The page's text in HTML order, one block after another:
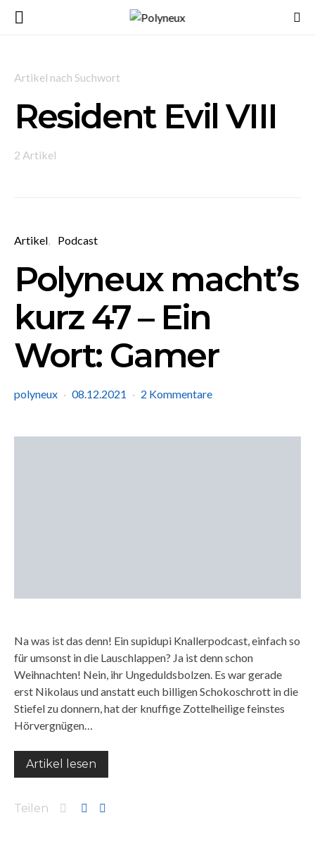
Artikel nach Suchwort
Resident Evil VIII
2 Artikel
Artikel Podcast
Polyneux macht’s
kurz 47 – Ein
Wort: Gamer
polyneux 08.12.2021 2 Kommentare
Na was ist das denn! Ein supidupi Knallerpodcast, einfach so
für umsonst in die Lauschlappen? Ja ist denn schon
Weihnachten! Nein, ihr Ungeduldsbolzen. Es war gerade
erst Nikolaus und anstatt euch billigen Schokoschrott in die
Stiefel zu donnern, hat der knuffige Zottelheilige feinstes
Hörvergnügen…
Artikel lesen
Teilen